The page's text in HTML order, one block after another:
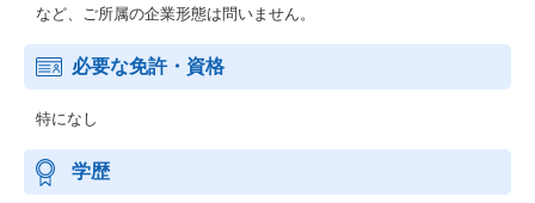
など、ご所属の企業形態は問いません。
必要な免許・資格
特になし
学歴